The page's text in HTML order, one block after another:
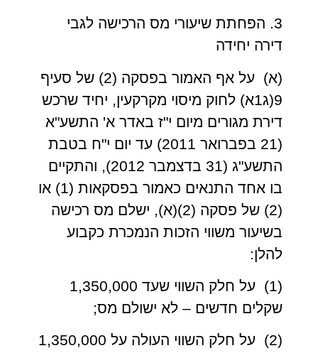
3. הפחתת שיעורי מס הרכישה לגבי
דירה יחידה
(א) על אף האמור בפסקה (2) של סעיף
9(ג1א) לחוק מיסוי מקרקעין, יחיד שרכש
דירת מגורים מיום י"ז באדר א' התשע"א
(21 בפברואר 2011) עד יום י"ח בטבת
התשע"ג (31 בדצמבר 2012), והתקיים
בו אחד התנאים כאמור בפסקאות (1) או
(2) של פסקה (2)(א), ישלם מס רכישה
בשיעור משווי הזכות הנמכרת כקבוע
להלן:
(1) על חלק השווי שעד 1,350,000
שקלים חדשים – לא ישולם מס;
(2) על חלק השווי העולה על 1,350,000